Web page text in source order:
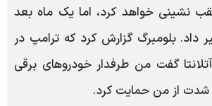
نشینی خواهد کرد، اما یک ماه بعد
داد. بلومبرگ گزارش کرد که ترامپ در
گفت من طرفدار خودروهای برقی
شدت از من حمایت کرد.